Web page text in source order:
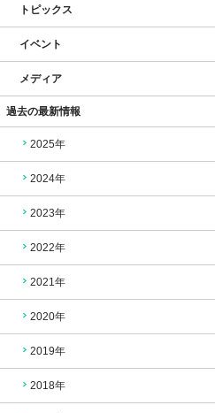
トピックス
イベント
メディア
過去の最新情報
2025年
2024年
2023年
2022年
2021年
2020年
2019年
2018年